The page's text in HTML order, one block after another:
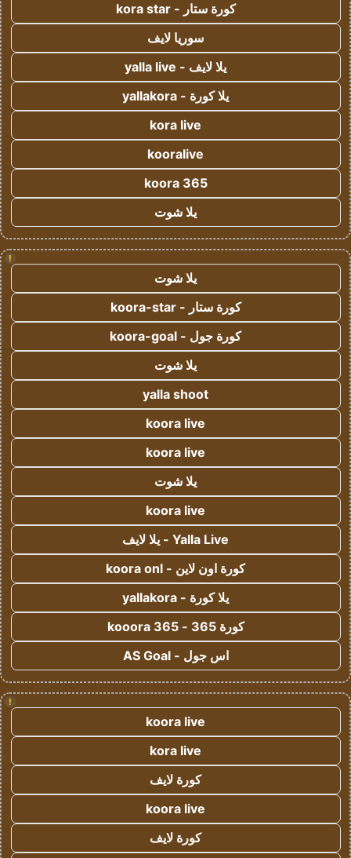
كورة ستار - kora star
سوريا لايف
يلا لايف - yalla live
يلا كورة - yallakora
kora live
kooralive
koora 365
يلا شوت
!
يلا شوت
كورة ستار - koora-star
كورة جول - koora-goal
يلا شوت
yalla shoot
koora live
koora live
يلا شوت
koora live
Yalla Live - يلا لايف
كورة اون لاين - koora onl
يلا كورة - yallakora
كورة 365 - kooora 365
اس جول - AS Goal
!
koora live
kora live
كورة لايف
koora live
كورة لايف